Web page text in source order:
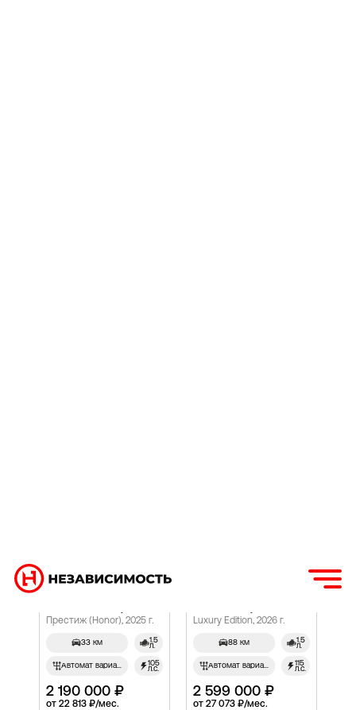
Престиж (Honor), 2025 г.
33 км 1.5
л.
Автомат вариатор 105
л.с.
2 190 000 ₽
от 22 813 ₽/мес.
Luxury Edition, 2026 г.
88 км 1.5
л.
Автомат вариатор 115
л.с.
2 599 000 ₽
от 27 073 ₽/мес.